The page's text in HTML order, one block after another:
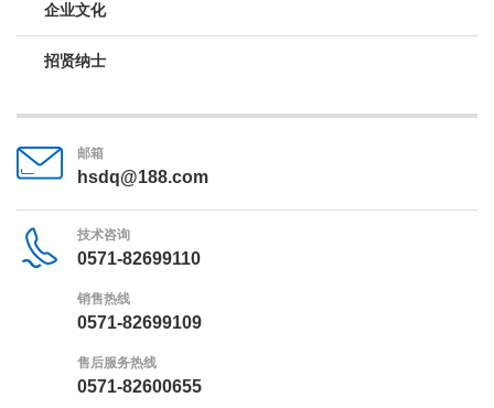
企业文化
招贤纳士
邮箱
hsdq@188.com
技术咨询
0571-82699110
销售热线
0571-82699109
售后服务热线
0571-82600655